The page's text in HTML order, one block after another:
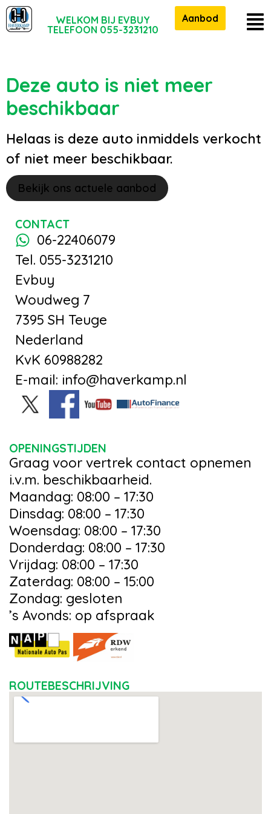
WELKOM BIJ EVBUY
TELEFOON 055-3231210
Aanbod
Deze auto is niet meer
beschikbaar
Helaas is deze auto inmiddels verkocht
of niet meer beschikbaar.
Bekijk ons actuele aanbod
CONTACT
06-22406079
Tel. 055-3231210
Evbuy
Woudweg 7
7395 SH Teuge
Nederland
KvK 60988282
E-mail: info@haverkamp.nl
OPENINGSTIJDEN
Graag voor vertrek contact opnemen
i.v.m. beschikbaarheid.
Maandag: 08:00 – 17:30
Dinsdag: 08:00 – 17:30
Woensdag: 08:00 – 17:30
Donderdag: 08:00 – 17:30
Vrijdag: 08:00 – 17:30
Zaterdag: 08:00 – 15:00
Zondag: gesloten
’s Avonds: op afspraak
ROUTEBESCHRIJVING